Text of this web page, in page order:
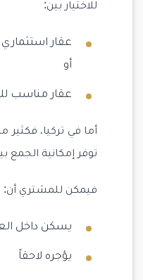
للاختيار بين:
عقار استثماري
أو
عقار مناسب
أما في تركيا،
توفر إمكانية الجمع
فيمكن للمشتري أن:
يسكن داخل
يؤجره لاحقاً